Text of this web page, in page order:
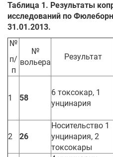
Таблица 1. Результаты
исследований по
31.01.2013.
№
п/
п
№
вольера
Результат
1 58
6 токсокар, 1
унцинария
2 26
Носительство 1
унцинария, 2
токсокары